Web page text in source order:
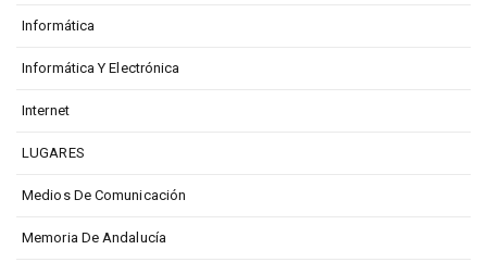
Informática
Informática Y Electrónica
Internet
LUGARES
Medios De Comunicación
Memoria De Andalucía